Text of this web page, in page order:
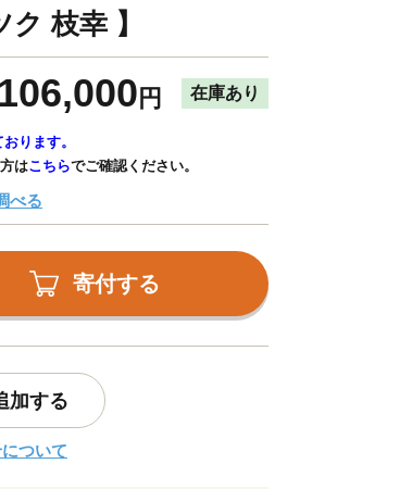
枝幸 】
106,000 円 在庫あり
ります。
はこちらでご確認ください。
べる
寄付する
加する
ついて